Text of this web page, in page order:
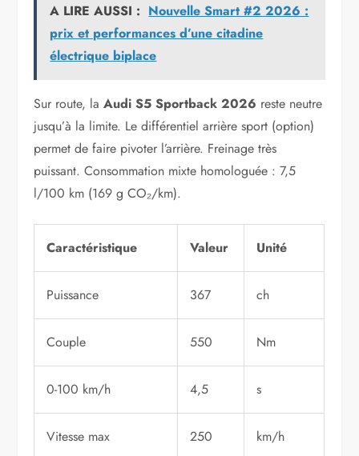
A LIRE AUSSI : Nouvelle Smart #2 2026 :
prix et performances d’une citadine
électrique biplace
Sur route, laAudi S5 Sportback 2026 reste neutre
jusqu’à la limite. Le différentiel arrière sport (option)
permet de faire pivoter l’arrière. Freinage très
puissant. Consommation mixte homologuée : 7,5
l/100 km (169 g CO₂/km).
Caractéristique Valeur Unité
Puissance 367 ch
Couple 550 Nm
0-100 km/h 4,5 s
Vitesse max 250 km/h